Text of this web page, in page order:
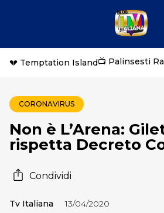
💔 Temptation Island📺 Palinsesti
CORONAVIRUS
Non è L’Arena:
rispetta Decreto
Condividi
Tv Italiana 13/04/2020